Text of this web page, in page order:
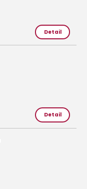
Detail
Detail